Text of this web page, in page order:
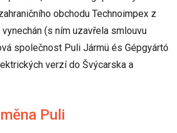
obchodu Technoimpex z
(s ním uzavřela smlouvu
společnost Puli Jármü és Gépgyártó
verzí do Švýcarska a
Puli